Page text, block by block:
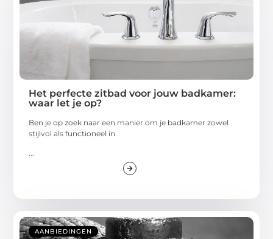
Het perfecte zitbad voor jouw badkamer:
waar let je op?
Ben je op zoek naar een manier om je badkamer zowel
stijlvol als functioneel in
...
AANBIEDINGEN